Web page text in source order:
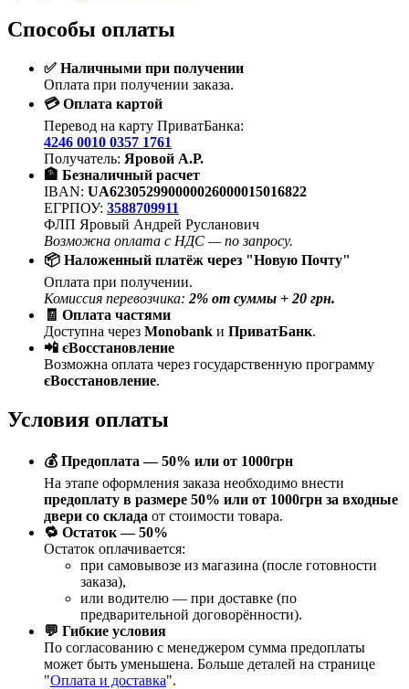
Способы оплаты
✅ Наличными при получении
Оплата при получении заказа.
💳 Оплата картой
Перевод на карту ПриватБанка:
4246 0010 0357 1761
Получатель: Яровой А.Р.
🏦 Безналичный расчет
IBAN: UA623052990000026000015016822
ЕГРПОУ: 3588709911
ФЛП Яровый Андрей Русланович
Возможна оплата с НДС — по запросу.
📦 Наложенный платёж через "Новую Почту"
Оплата при получении.
Комиссия перевозчика: 2% от суммы + 20 грн.
🧾 Оплата частями
Доступна через Monobank и ПриватБанк.
📲 єВосстановление
Возможна оплата через государственную программу
єВосстановление.
Условия оплаты
💰 Предоплата — 50% или от 1000грн
На этапе оформления заказа необходимо внести
предоплату в размере 50% или от 1000грн за входные
двери со склада от стоимости товара.
🔁 Остаток — 50%
Остаток оплачивается:
при самовывозе из магазина (после готовности
заказа),
или водителю — при доставке (по
предварительной договорённости).
💬 Гибкие условия
По согласованию с менеджером сумма предоплаты
может быть уменьшена. Больше деталей на странице
"Оплата и доставка".